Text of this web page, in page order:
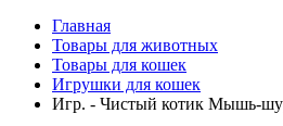
Главная
Товары для животных
Товары для кошек
Игрушки для кошек
Игр. - Чистый котик Мышь-